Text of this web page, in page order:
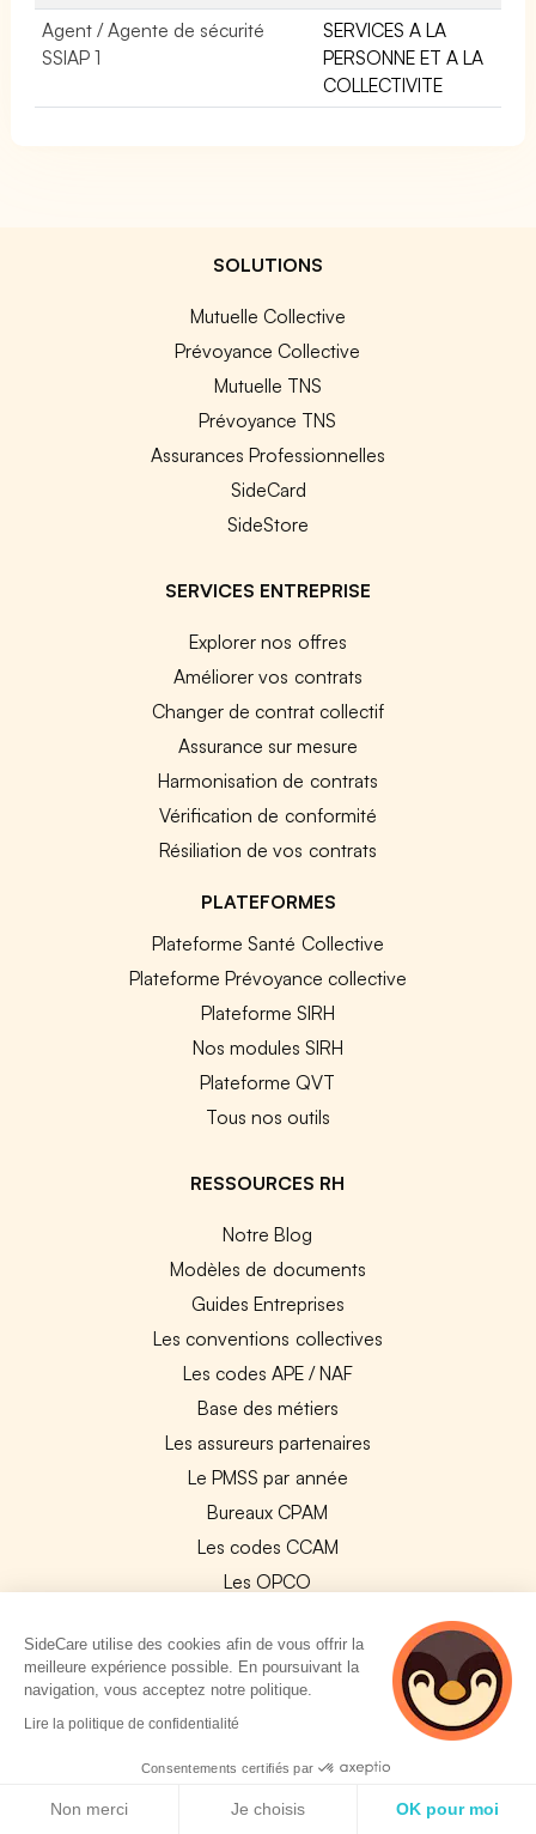
Agent / Agente de sécurité
SSIAP 1
SERVICES A LA
PERSONNE ET A LA
COLLECTIVITE
SOLUTIONS
Mutuelle Collective
Prévoyance Collective
Mutuelle TNS
Prévoyance TNS
Assurances Professionnelles
SideCard
SideStore
SERVICES ENTREPRISE
Explorer nos offres
Améliorer vos contrats
Changer de contrat collectif
Assurance sur mesure
Harmonisation de contrats
Vérification de conformité
Résiliation de vos contrats
PLATEFORMES
Plateforme Santé Collective
Plateforme Prévoyance collective
Plateforme SIRH
Nos modules SIRH
Plateforme QVT
Tous nos outils
RESSOURCES RH
Notre Blog
Modèles de documents
Guides Entreprises
Les conventions collectives
Les codes APE / NAF
Base des métiers
Les assureurs partenaires
Le PMSS par année
Bureaux CPAM
Les codes CCAM
Les OPCO
Réseaux de soins
Boîte à outils santé
Les garanties des assurances entreprises
SideCare utilise des cookies afin de vous offrir la
meilleure expérience possible. En poursuivant la
navigation, vous acceptez notre politique.
Lire la politique de confidentialité
Consentements certifiés par
Non merci Je choisis OK pour moi
5 personnes
consultent
actuellement cette